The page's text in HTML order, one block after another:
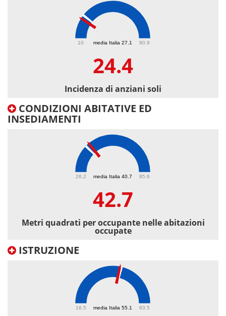
media Italia 27.1
10 90.9
24.4
Incidenza di anziani soli
CONDIZIONI ABITATIVE ED
INSEDIAMENTI
media Italia 40.7
26.2 85.6
42.7
Metri quadrati per occupante nelle abitazioni
occupate
ISTRUZIONE
media Italia 55.1
16.5 83.5